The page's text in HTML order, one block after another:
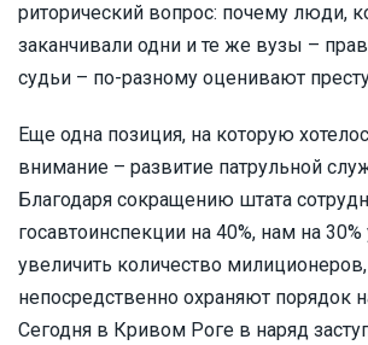
риторический вопрос: почему люди,
заканчивали одни и те же вузы –
судьи – по-разному оценивают
Еще одна позиция, на которую
внимание – развитие патрульной
Благодаря сокращению штата
госавтоинспекции на 40%, нам на 30%
увеличить количество
непосредственно охраняют порядок
Сегодня в Кривом Роге в наряд